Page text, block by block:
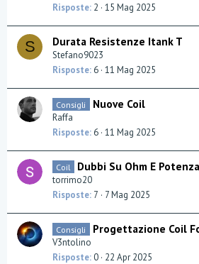
Risposte 2 15 Mag 2025
S Durata Resistenze Itank T
Stefano9023
Risposte 6 11 Mag 2025
Consigli Nuove Coil
Raffa
Risposte 6 11 Mag 2025
Coil Dubbi Su Ohm E
torrimo20
Risposte 7 7 Mag 2025
Consigli Progettazione Coil
V3ntolino
Risposte 0 22 Apr 2025